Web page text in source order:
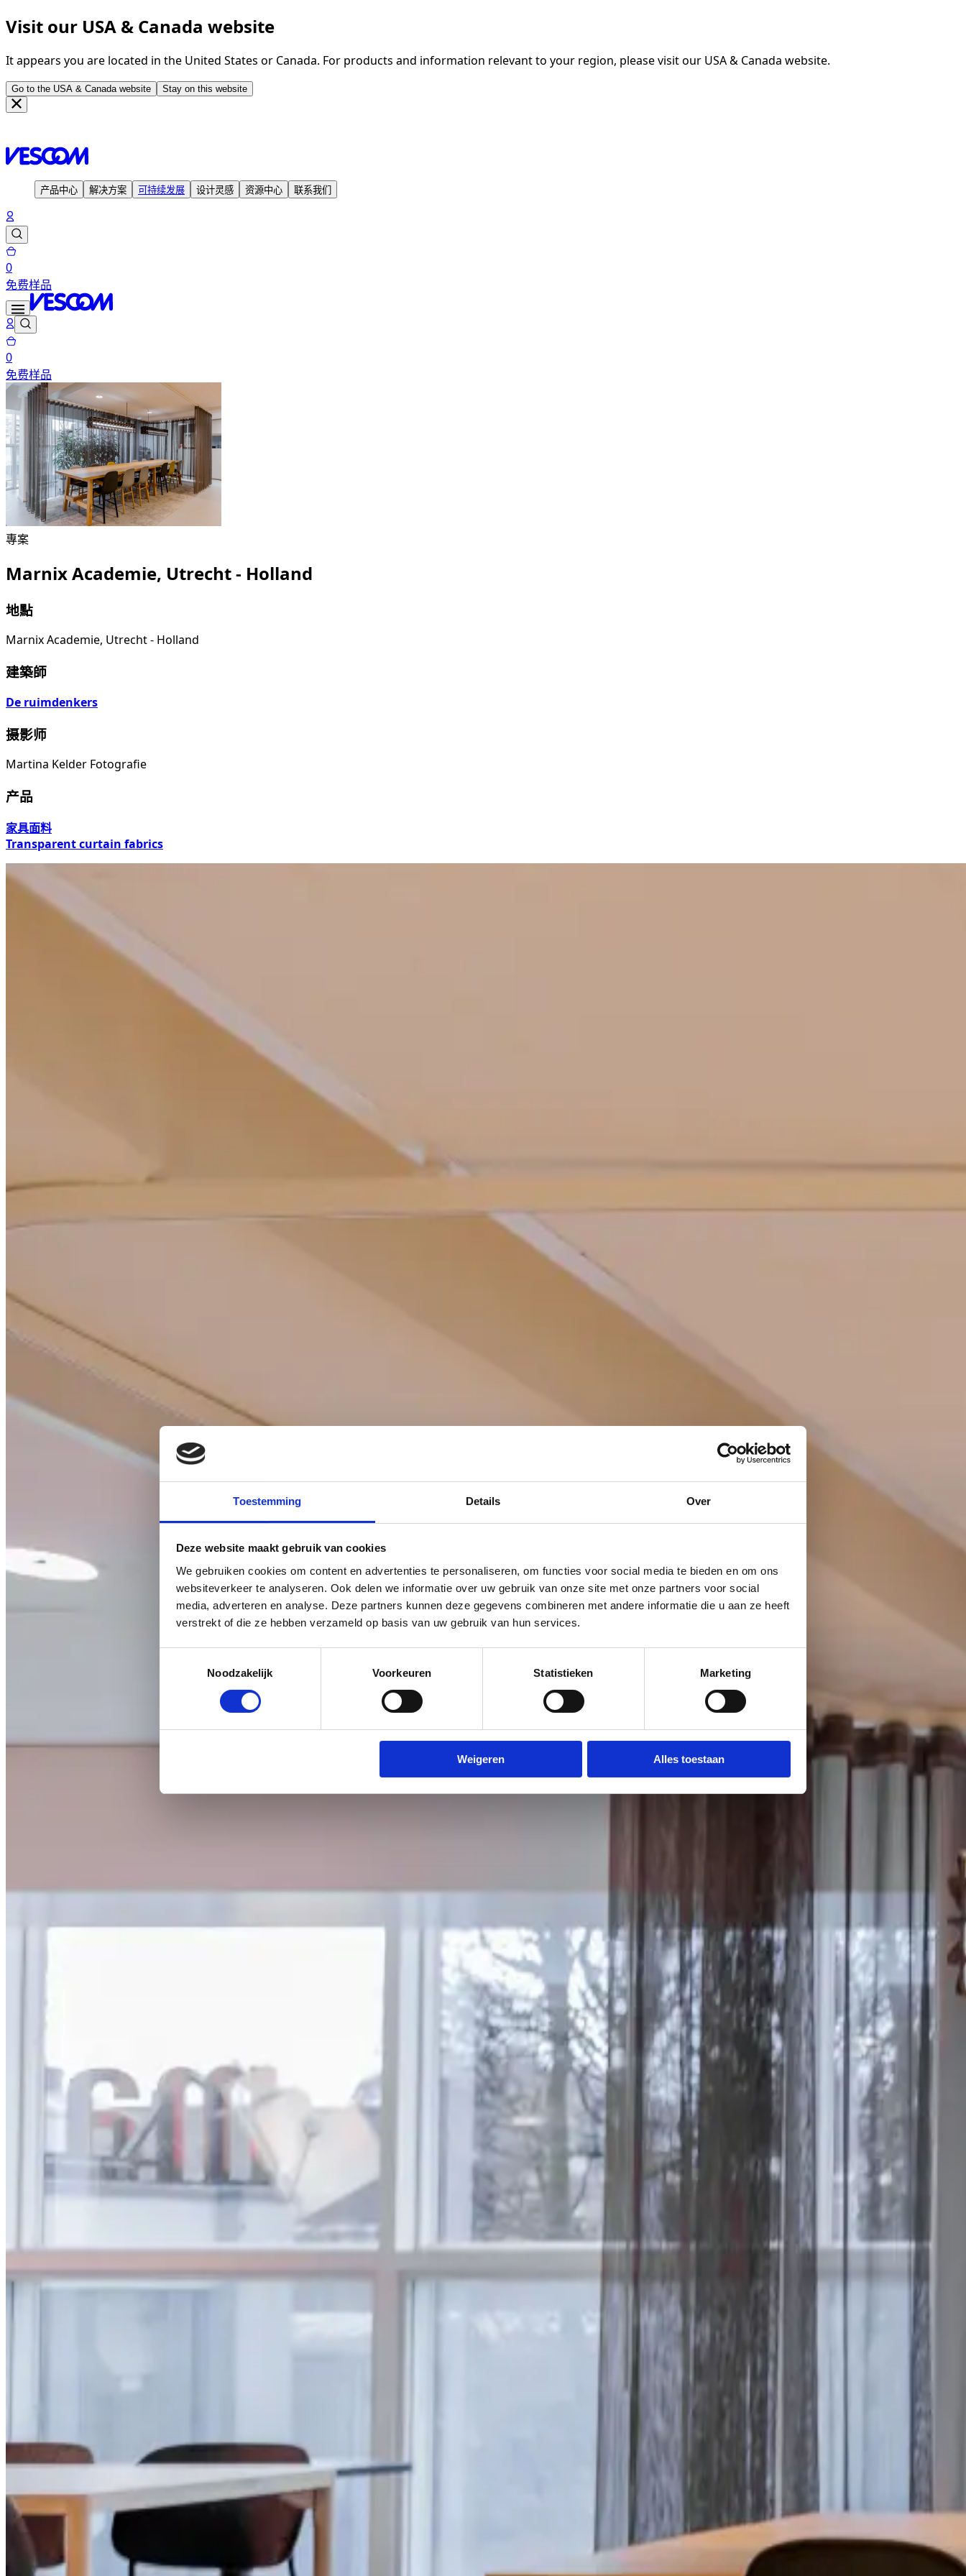
Toestemming Details Over
Deze website maakt gebruik van cookies
We gebruiken cookies om content en advertenties te personaliseren, om functies voor social media te bieden en om ons
websiteverkeer te analyseren. Ook delen we informatie over uw gebruik van onze site met onze partners voor social
media, adverteren en analyse. Deze partners kunnen deze gegevens combineren met andere informatie die u aan ze heeft
verstrekt of die ze hebben verzameld op basis van uw gebruik van hun services.
Noodzakelijk
Voorkeuren Statistieken Marketing
Weigeren Alles toestaan
Visit our USA & Canada website
It appears you are located in the United States or Canada. For products and information relevant to your region, please visit our USA & Canada website.
Go to the USA & Canada website Stay on this website
产品中心 解决方案 可持续发展 设计灵感 资源中心 联系我们
0
免费样品
0
免费样品
專案
Marnix Academie, Utrecht - Holland
地點
Marnix Academie, Utrecht - Holland
建築師
De ruimdenkers
摄影师
Martina Kelder Fotografie
产品
家具面料
Transparent curtain fabrics